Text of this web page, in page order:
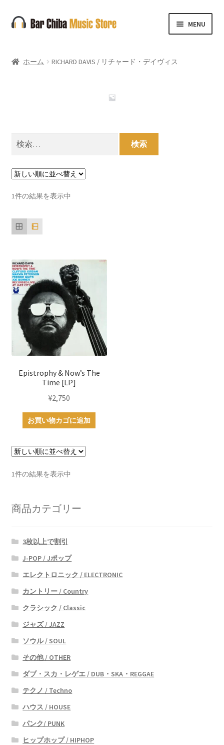
ナ
ビ
ー
キ
ッ
コ
ン
ン
プ
MENU
ホーム RICHARD DAVIS / リチャード・デイヴィス
検
索:
1件の結果を表示中
Epistrophy & Now’s The
Time [LP]
¥2,750
お買い物カゴに追加
1件の結果を表示中
商品カテゴリー
3枚以上で割引
J-POP / Jポップ
エレクトロニック / ELECTRONIC
カントリー / Country
クラシック / Classic
ジャズ / JAZZ
ソウル / SOUL
その他 / OTHER
ダブ・スカ・レゲエ / DUB・SKA・REGGAE
テクノ / Techno
ハウス / HOUSE
パンク/ PUNK
ヒップホップ / HIPHOP